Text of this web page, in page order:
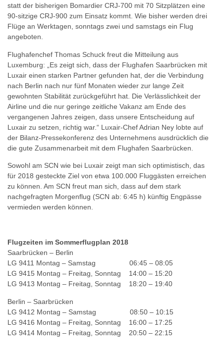
statt der bisherigen Bomardier CRJ-700 mit 70 Sitzplätzen eine
90-sitzige CRJ-900 zum Einsatz kommt. Wie bisher werden drei
Flüge an Werktagen, sonntags zwei und samstags ein Flug
angeboten.
Flughafenchef Thomas Schuck freut die Mitteilung aus
Luxemburg: „Es zeigt sich, dass der Flughafen Saarbrücken mit
Luxair einen starken Partner gefunden hat, der die Verbindung
nach Berlin nach nur fünf Monaten wieder zur lange Zeit
gewohnten Stabilität zurückgeführt hat. Die Verlässlichkeit der
Airline und die nur geringe zeitliche Vakanz am Ende des
vergangenen Jahres zeigen, dass unsere Entscheidung auf
Luxair zu setzen, richtig war.“ Luxair-Chef Adrian Ney lobte auf
der Bilanz-Pressekonferenz des Unternehmens ausdrücklich die
die gute Zusammenarbeit mit dem Flughafen Saarbrücken.
Sowohl am SCN wie bei Luxair zeigt man sich optimistisch, das
für 2018 gesteckte Ziel von etwa 100.000 Fluggästen erreichen
zu können. Am SCN freut man sich, dass auf dem stark
nachgefragten Morgenflug (SCN ab: 6:45 h) künftig Engpässe
vermieden werden können.
Flugzeiten im Sommerflugplan 2018
Saarbrücken – Berlin
LG 9411 Montag – Samstag 06:45 – 08:05
LG 9415 Montag – Freitag, Sonntag 14:00 – 15:20
LG 9413 Montag – Freitag, Sonntag 18:20 – 19:40
Berlin – Saarbrücken
LG 9412 Montag – Samstag 08:50 – 10:15
LG 9416 Montag – Freitag, Sonntag 16:00 – 17:25
LG 9414 Montag – Freitag, Sonntag 20:50 – 22:15